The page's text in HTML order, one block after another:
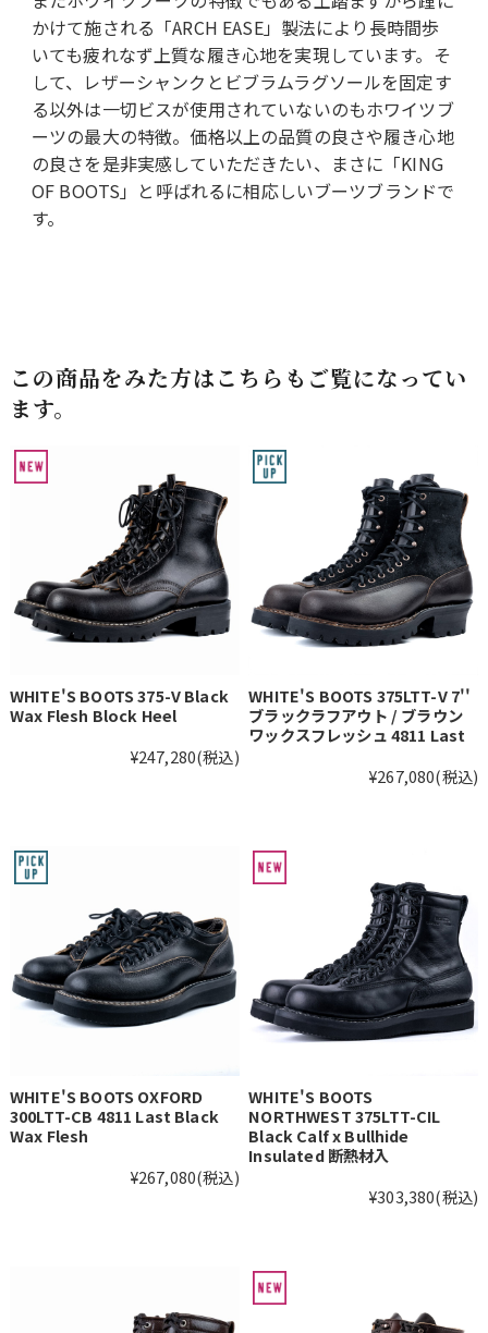
かけて施される「ARCH EASE」製法により長時間歩
いても疲れなず上質な履き心地を実現しています。そ
して、レザーシャンクとビブラムラグソールを固定す
る以外は一切ビスが使用されていないのもホワイツブ
ーツの最大の特徴。価格以上の品質の良さや履き心地
の良さを是非実感していただきたい、まさに「KING
OF BOOTS」と呼ばれるに相応しいブーツブランドで
す。
この商品をみた方はこちらもご覧になってい
ます。
WHITE'S BOOTS 375-V Black
Wax Flesh Block Heel
¥247,280(税込)
WHITE'S BOOTS 375LTT-V 7''
ブラックラフアウト / ブラウン
ワックスフレッシュ 4811 Last
¥267,080(税込)
WHITE'S BOOTS OXFORD
300LTT-CB 4811 Last Black
Wax Flesh
¥267,080(税込)
WHITE'S BOOTS
NORTHWEST 375LTT-CIL
Black Calf x Bullhide
Insulated 断熱材入
¥303,380(税込)